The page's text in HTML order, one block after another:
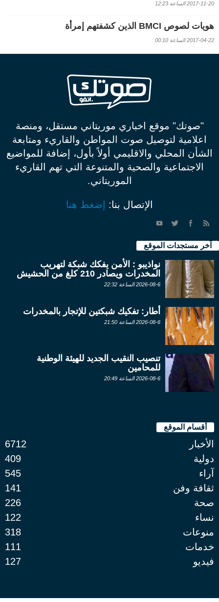
2017-11-20 الساعة 12:23
هويات لصوص BMCI الذين كشفتهم إمرأة
2017-04-22 الساعة 00:10
"صوتك" موقع اخباري موريتاني مستقل، ومنصة
اعلامية لتوصيل صوت المواطن والقاريء ومتابعة
الشأن المحلي والاقليمي أولاً بأول، إضافة للمواضيع
الاجتماعية والصحية والمتنوعة التي تهم القاريء
الموريتاني.
الإتصال بنا: إضغط هنا
آخر مستجدات الموقع
نواذيبو : الأمن يفكك شبكة لتهريب
المخدرات ويصادر 210 كلغ من الحشيش
2026-08-6 الساعة 22:32
أطار: تفكيك شبكتين للإتجار بالمخدرات
2026-08-6 الساعة 21:50
تنصيب النقيب الجديد للهيئة الوطنية
للمحامين
2026-08-6 الساعة 20:49
أقسام الموقع
الأخبار
6712
دولية
409
آراء
545
ثقافة وفن
141
صحة
226
نساء
122
منوعات
318
خدمات
111
فيديو
127